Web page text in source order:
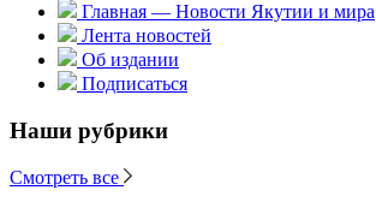
Главная — Новости Якутии и мира
Лента новостей
Об издании
Подписаться
Наши рубрики
Смотреть все